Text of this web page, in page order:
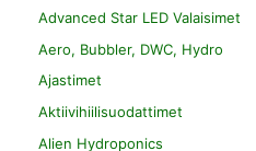
Advanced Star LED Valaisimet
Aero, Bubbler, DWC, Hydro
Ajastimet
Aktiivihiilisuodattimet
Alien Hydroponics